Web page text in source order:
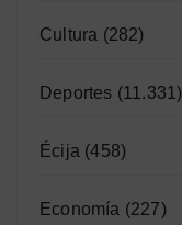
Cultura (282)
Deportes (11.331)
Écija (458)
Economía (227)